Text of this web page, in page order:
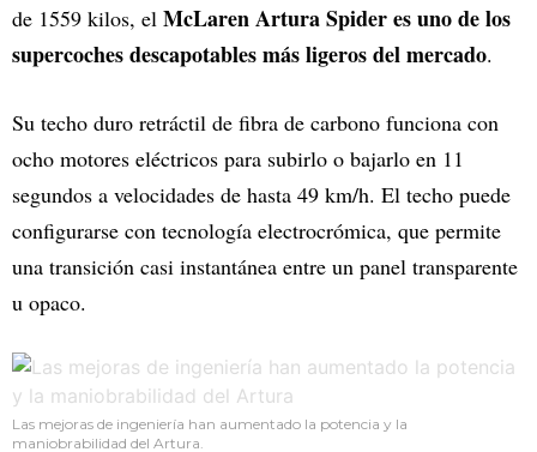
de 1559 kilos, el McLaren Artura Spider es uno de los
supercoches descapotables más ligeros del mercado.
Su techo duro retráctil de fibra de carbono funciona con
ocho motores eléctricos para subirlo o bajarlo en 11
segundos a velocidades de hasta 49 km/h. El techo puede
configurarse con tecnología electrocrómica, que permite
una transición casi instantánea entre un panel transparente
u opaco.
Las mejoras de ingeniería han aumentado la potencia y la
maniobrabilidad del Artura.